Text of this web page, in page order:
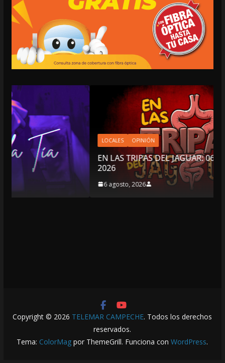
LOCALES OPINIÓN
EN LAS TRIPAS DEL JAGUAR: 06 DE AGOSTO DE
2026
6 agosto, 2026
Copyright © 2026 TELEMAR CAMPECHE. Todos los derechos
reservados.
Tema: ColorMag por ThemeGrill. Funciona conWordPress.